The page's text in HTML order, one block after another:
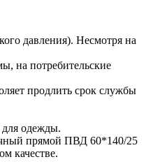
давления). Несмотря на
на потребительские
продлить срок службы
одежды.
прямой ПВД 60*140/25
качестве.